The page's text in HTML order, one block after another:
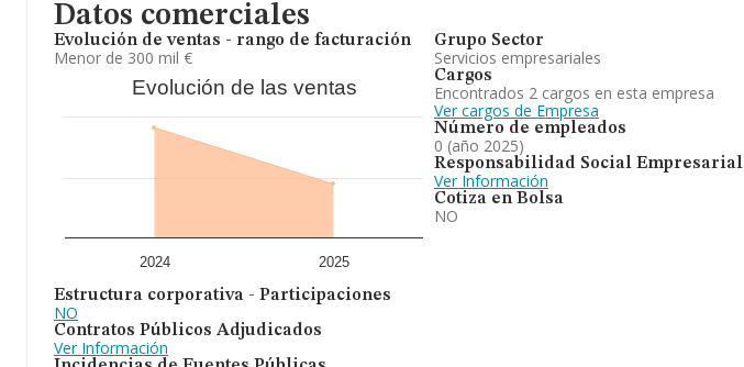
Datos comerciales
Evolución de ventas - rango de facturación
Menor de 300 mil €
Evolución de las ventas
2024 2025
Estructura corporativa - Participaciones
NO
Contratos Públicos Adjudicados
Ver Información
Grupo Sector
Servicios empresariales
Cargos
Encontrados 2 cargos en esta empresa
Ver cargos de Empresa
Número de empleados
0 (año 2025)
Responsabilidad Social Empresarial
Ver Información
Cotiza en Bolsa
NO